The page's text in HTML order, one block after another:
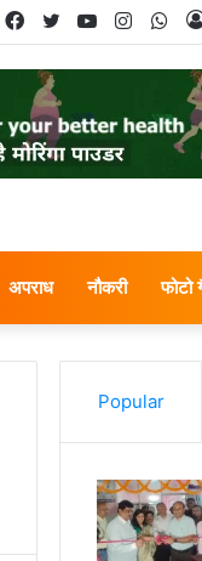
YouTube
Twitter
Facebook
अपराध नौकरी फोटो
Popular